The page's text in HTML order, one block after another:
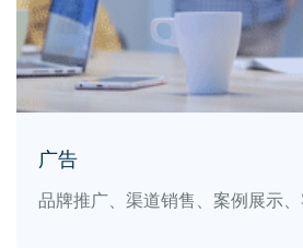
广告
品牌推广、渠道销售、案例展示